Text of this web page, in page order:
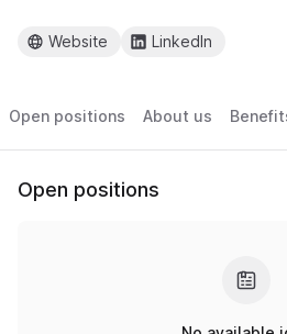
Website LinkedIn
Open positions About us
Open positions